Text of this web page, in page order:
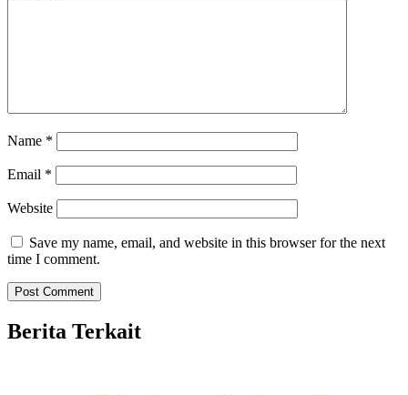
Name *
Email *
Website
Save my name, email, and website in this browser for the next
time I comment.
Berita Terkait